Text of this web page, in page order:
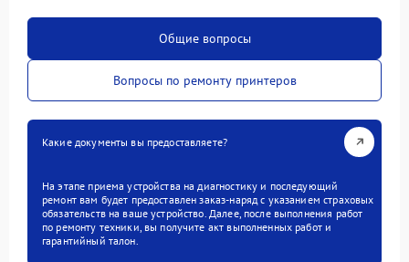
Общие вопросы
Вопросы по ремонту принтеров
Какие документы вы предоставляете?
На этапе приема устройства на диагностику и последующий
ремонт вам будет предоставлен заказ-наряд с указанием страховых
обязательств на ваше устройство. Далее, после выполнения работ
по ремонту техники, вы получите акт выполненных работ и
гарантийный талон.